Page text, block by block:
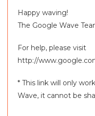
Happy waving!
The Google Wave
For help, please visit
http://
* This link will only
Wave, it cannot be